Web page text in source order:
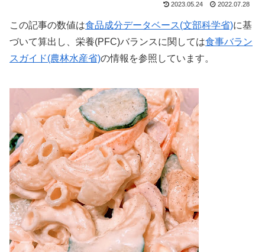
2023.05.24 2022.07.28
この記事の数値は食品成分データベース(文部科学省)に基
づいて算出し、栄養(PFC)バランスに関しては食事バラン
スガイド(農林水産省)の情報を参照しています。